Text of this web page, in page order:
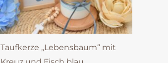
Taufkerze „Lebensbaum“ mit